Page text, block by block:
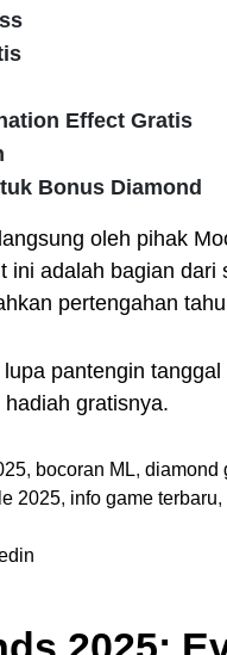
Effect Gratis
Bonus Diamond
oleh pihak
ini adalah bagian
pertengahan
pantengin
gratisnya.
, bocoran ML, diamond
2025, info game terbaru,